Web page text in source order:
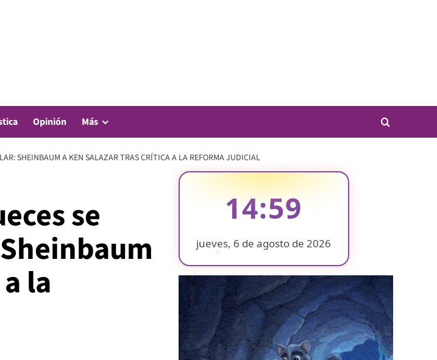
Opinión Más
SHEINBAUM A KEN SALAZAR TRAS CRÍTICA A LA REFORMA JUDICIAL
se
la
14:59
jueves, 6 de agosto de 2026
❄
❄
❄
❄
❄
❄
❄
❄
❄